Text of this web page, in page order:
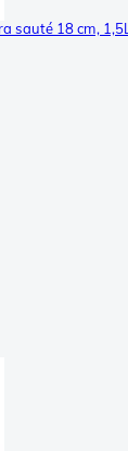
sauté 18 cm, 1,5L